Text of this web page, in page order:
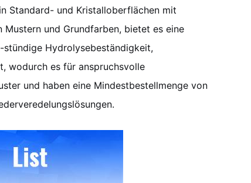
Standard- und Kristalloberflächen mit
Mustern und Grundfarben, bietet es eine
Hydrolysebeständigkeit,
wodurch es für anspruchsvolle
und haben eine Mindestbestellmenge von